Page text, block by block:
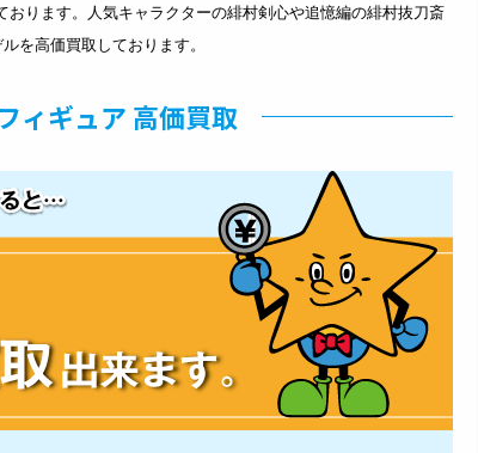
ります。人気キャラクターの緋村剣心や追憶編の緋村抜刀斎
を高価買取しております。
ィギュア 高価買取